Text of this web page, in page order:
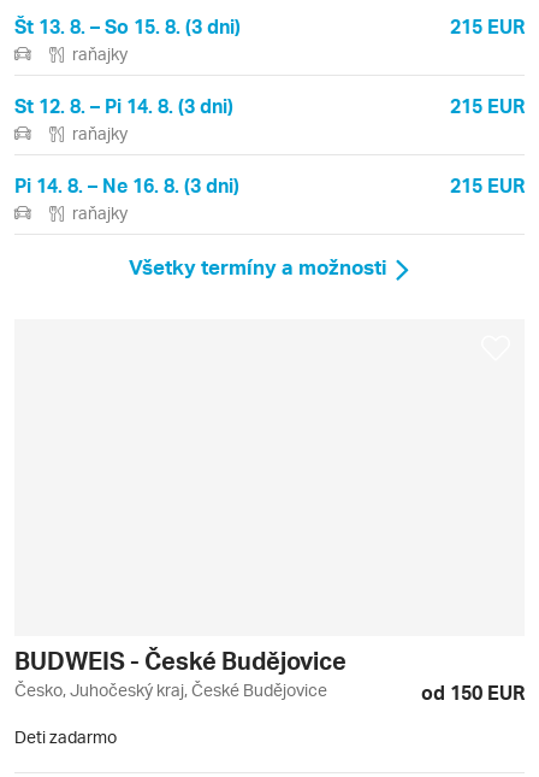
Št 13. 8. – So 15. 8. (3 dni) 215 EUR
raňajky
St 12. 8. – Pi 14. 8. (3 dni) 215 EUR
raňajky
Pi 14. 8. – Ne 16. 8. (3 dni) 215 EUR
raňajky
Všetky termíny a možnosti
BUDWEIS - České Budějovice
Česko, Juhočeský kraj, České Budějovice od 150 EUR
Deti zadarmo